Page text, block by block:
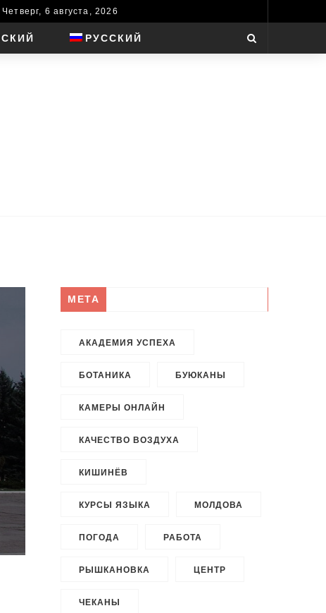
Четверг, 6 августа, 2026
РУССКИЙ
META
АКАДЕМИЯ УСПЕХА
БОТАНИКА БУЮКАНЫ
КАМЕРЫ ОНЛАЙН
КАЧЕСТВО ВОЗДУХА
КИШИНЁВ
КУРСЫ ЯЗЫКА МОЛДОВА
ПОГОДА РАБОТА
РЫШКАНОВКА ЦЕНТР
ЧЕКАНЫ